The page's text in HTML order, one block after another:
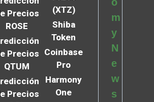
Precios
ROSE
Precios
QTUM
Precios
(XTZ)
Shiba
Token
Coinbase
Pro
Harmony
One
m
y
N
e
w
s